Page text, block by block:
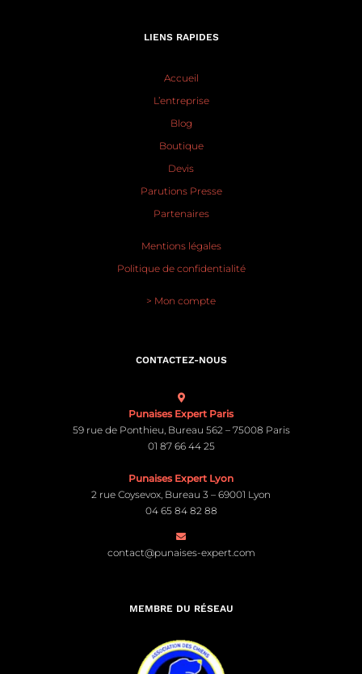
LIENS RAPIDES
Accueil
L’entreprise
Blog
Boutique
Devis
Parutions Presse
Partenaires
Mentions légales
Politique de confidentialité
> Mon compte
CONTACTEZ-NOUS
Punaises Expert Paris
59 rue de Ponthieu, Bureau 562 – 75008 Paris
01 87 66 44 25
Punaises Expert Lyon
2 rue Coysevox, Bureau 3 – 69001 Lyon
04 65 84 82 88
contact@punaises-expert.com
MEMBRE DU RÉSEAU